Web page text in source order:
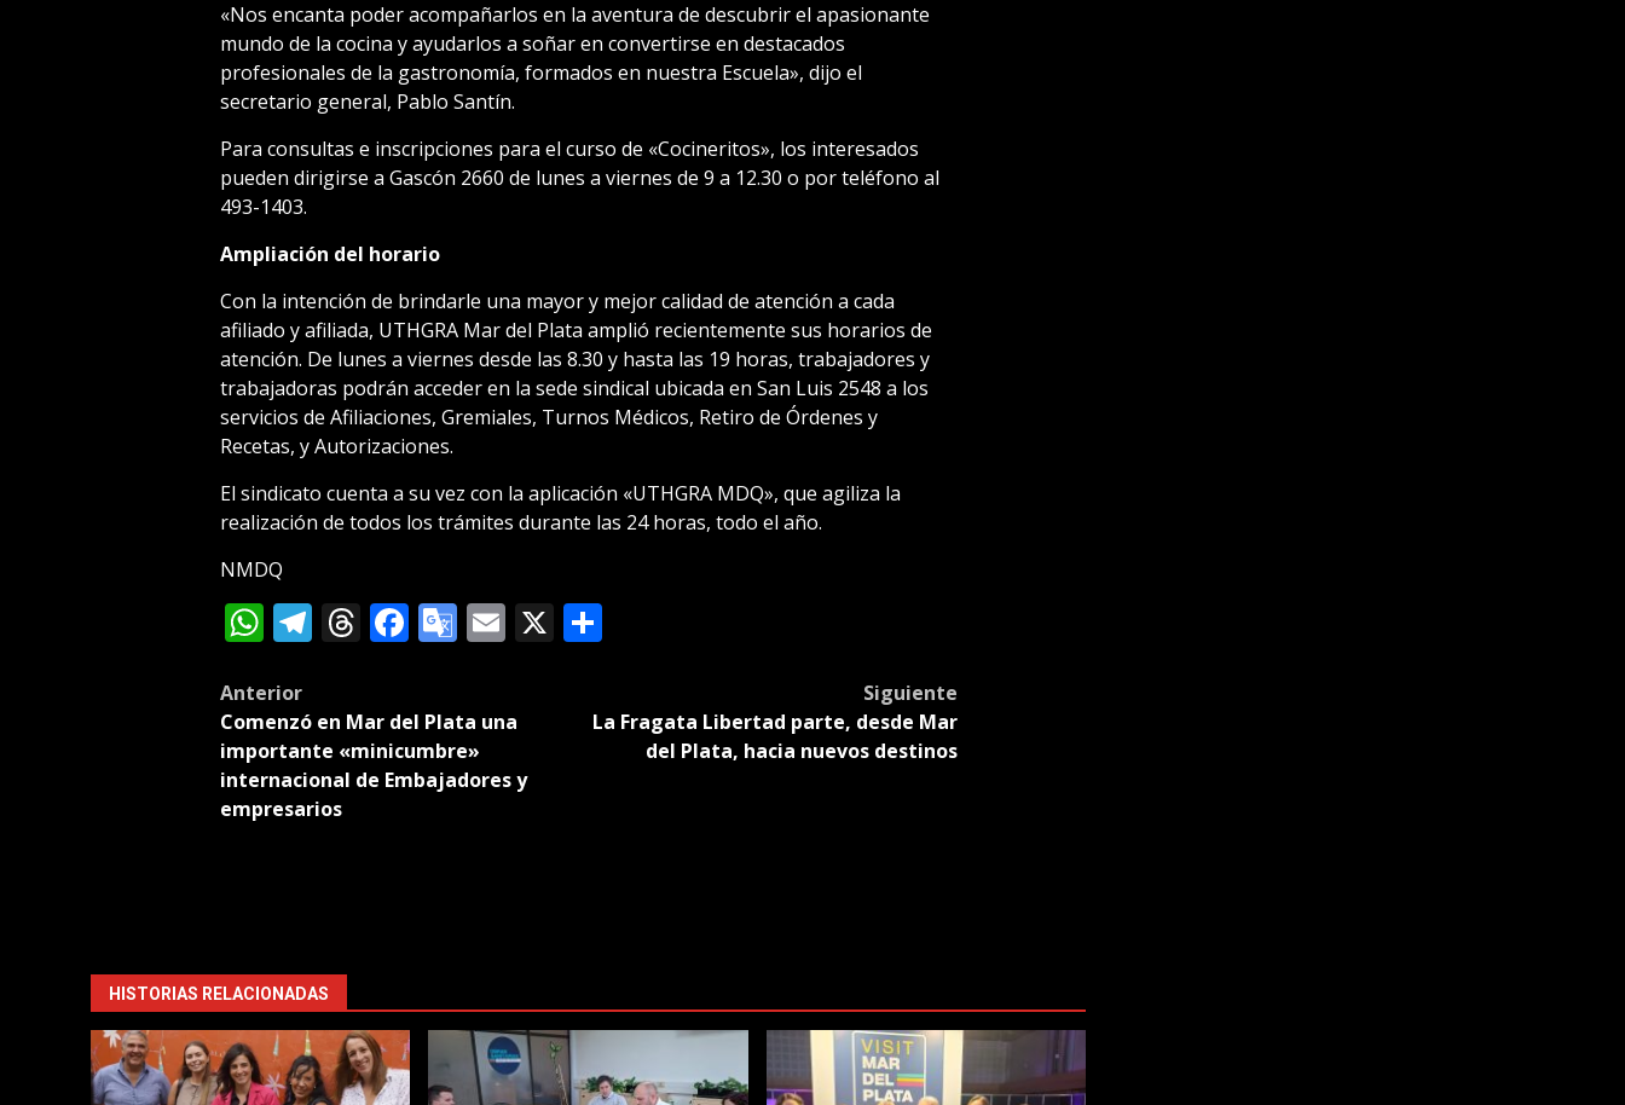
«Nos encanta poder acompañarlos en la aventura de descubrir el apasionante
mundo de la cocina y ayudarlos a soñar en convertirse en destacados
profesionales de la gastronomía, formados en nuestra Escuela», dijo el
secretario general, Pablo Santín.
Para consultas e inscripciones para el curso de «Cocineritos», los interesados
pueden dirigirse a Gascón 2660 de lunes a viernes de 9 a 12.30 o por teléfono al
493-1403.
Ampliación del horario
Con la intención de brindarle una mayor y mejor calidad de atención a cada
afiliado y afiliada, UTHGRA Mar del Plata amplió recientemente sus horarios de
atención. De lunes a viernes desde las 8.30 y hasta las 19 horas, trabajadores y
trabajadoras podrán acceder en la sede sindical ubicada en San Luis 2548 a los
servicios de Afiliaciones, Gremiales, Turnos Médicos, Retiro de Órdenes y
Recetas, y Autorizaciones.
El sindicato cuenta a su vez con la aplicación «UTHGRA MDQ», que agiliza la
realización de todos los trámites durante las 24 horas, todo el año.
NMDQ
WhatsApp
Telegram
Threads
Facebook
Google
Email
X Compartir
Post
navigation
Anterior
Comenzó en Mar del Plata una
importante «minicumbre»
internacional de Embajadores y
empresarios
Siguiente
La Fragata Libertad parte, desde Mar
del Plata, hacia nuevos destinos
HISTORIAS RELACIONADAS